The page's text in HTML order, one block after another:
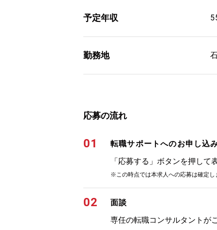
予定年収
勤務地
応募の流れ
01
転職サポートへのお申し込
「応募する」ボタンを押し
※この時点では本求人への応募は確定し
02
面談
専任の転職コンサルタントが